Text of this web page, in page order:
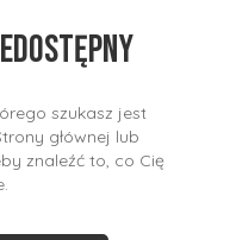
szukasz jest
głównej lub
znaleźć to, co Cię